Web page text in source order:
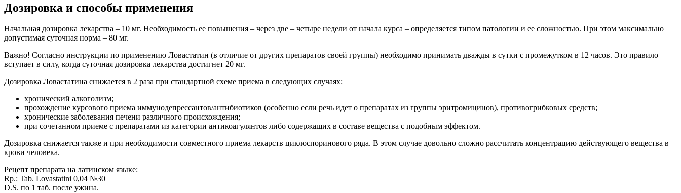
Дозировка и способы применения
Начальная дозировка лекарства – 10 мг. Необходимость ее повышения – через две – четыре недели от начала курса – определяется типом патологии и ее сложностью. При этом максимально
допустимая суточная норма – 80 мг.
Важно! Согласно инструкции по применению Ловастатин (в отличие от других препаратов своей группы) необходимо принимать дважды в сутки с промежутком в 12 часов. Это правило
вступает в силу, когда суточная дозировка лекарства достигнет 20 мг.
Дозировка Ловастатина снижается в 2 раза при стандартной схеме приема в следующих случаях:
хронический алкоголизм;
прохождение курсового приема иммунодепрессантов/антибиотиков (особенно если речь идет о препаратах из группы эритромицинов), противогрибковых средств;
хронические заболевания печени различного происхождения;
при сочетанном приеме с препаратами из категории антикоагулянтов либо содержащих в составе вещества с подобным эффектом.
Дозировка снижается также и при необходимости совместного приема лекарств циклоспоринового ряда. В этом случае довольно сложно рассчитать концентрацию действующего вещества в
крови человека.
Рецепт препарата на латинском языке:
Rp.: Tab. Lovastatini 0,04 №30
D.S. по 1 таб. после ужина.